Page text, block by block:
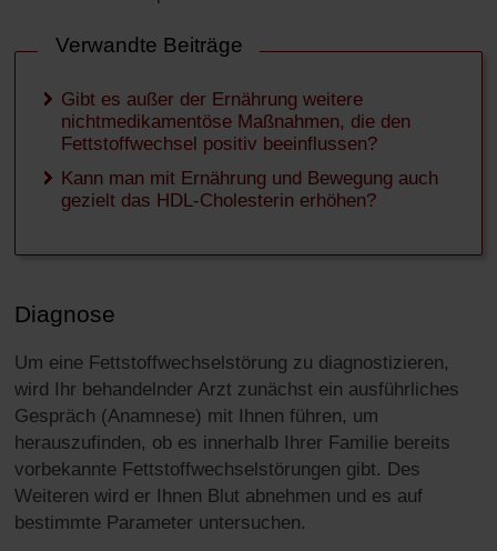
Verwandte Beiträge
Gibt es außer der Ernährung weitere
nichtmedikamentöse Maßnahmen, die den
Fettstoffwechsel positiv beeinflussen?
Kann man mit Ernährung und Bewegung auch
gezielt das HDL-Cholesterin erhöhen?
Diagnose
Um eine Fettstoffwechselstörung zu diagnostizieren,
wird Ihr behandelnder Arzt zunächst ein ausführliches
Gespräch (Anamnese) mit Ihnen führen, um
herauszufinden, ob es innerhalb Ihrer Familie bereits
vorbekannte Fettstoffwechselstörungen gibt. Des
Weiteren wird er Ihnen Blut abnehmen und es auf
bestimmte Parameter untersuchen.